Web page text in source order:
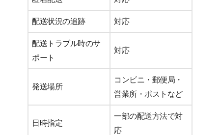
配送状況の追跡 対応
配送トラブル時のサ
ポート
対応
発送場所
コンビニ・郵便局・
営業所・ポストなど
日時指定
一部の配送方法で対
応